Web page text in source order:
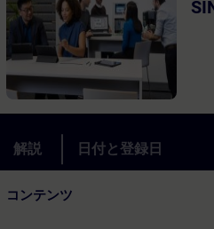
解説 日付と登録日
コンテンツ